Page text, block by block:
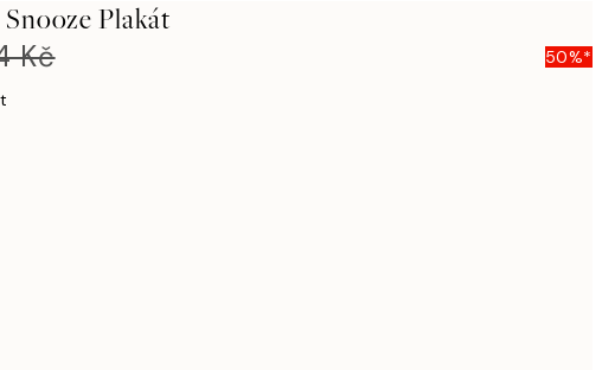
Plakát
Kč 50%*